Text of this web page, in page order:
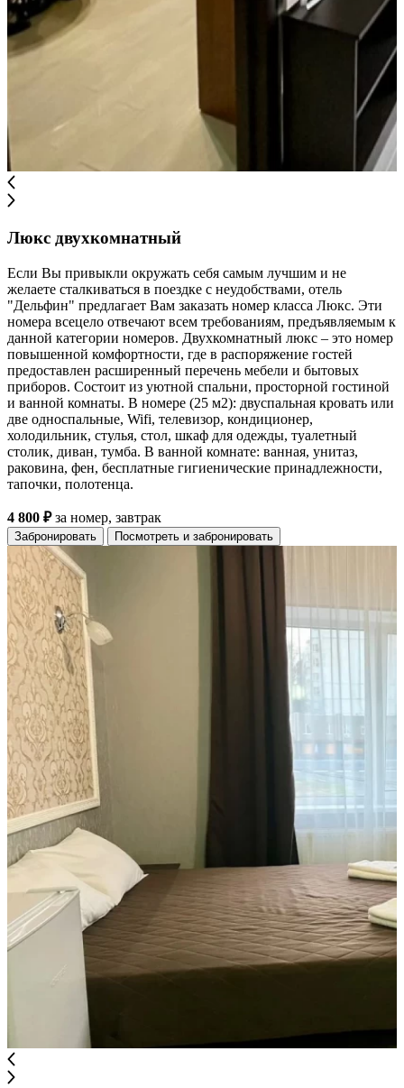
Люкс двухкомнатный
Если Вы привыкли окружать себя самым лучшим и не
желаете сталкиваться в поездке с неудобствами, отель
"Дельфин" предлагает Вам заказать номер класса Люкс. Эти
номера всецело отвечают всем требованиям, предъявляемым к
данной категории номеров. Двухкомнатный люкс – это номер
повышенной комфортности, где в распоряжение гостей
предоставлен расширенный перечень мебели и бытовых
приборов. Состоит из уютной спальни, просторной гостиной
и ванной комнаты. В номере (25 м2): двуспальная кровать или
две односпальные, Wifi, телевизор, кондиционер,
холодильник, стулья, стол, шкаф для одежды, туалетный
столик, диван, тумба. В ванной комнате: ванная, унитаз,
раковина, фен, бесплатные гигиенические принадлежности,
тапочки, полотенца.
4 800 ₽за номер, завтрак
Забронировать Посмотреть и забронировать